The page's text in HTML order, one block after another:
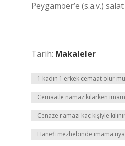
Peygamber’e (s.a.v.)
Tarih: Makaleler
1 kadın 1 erkek cemaat olur mu
Cemaatle namaz kılarken
Cenaze namazı kaç kişiyle
Hanefi mezhebinde imama